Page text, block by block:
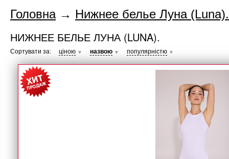
Головна→ Нижнее белье Луна (Luna).
НИЖНЕЕ БЕЛЬЕ ЛУНА (LUNA).
Сортувати за: ціною ▼ назвою ▼ популярністю ▼